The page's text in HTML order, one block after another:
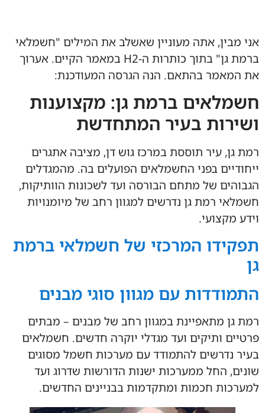
אני מבין, אתה מעוניין שאשלב את המילים "חשמלאי
ברמת גן" בתוך כותרות ה-H2 במאמר הקיים. אערוך
את המאמר בהתאם. הנה הגרסה המעודכנת:
חשמלאים ברמת גן: מקצוענות
ושירות בעיר המתחדשת
רמת גן, עיר תוססת במרכז גוש דן, מציבה אתגרים
ייחודיים בפני החשמלאים הפועלים בה. מהמגדלים
הגבוהים של מתחם הבורסה ועד לשכונות הוותיקות,
חשמלאי רמת גן נדרשים למגוון רחב של מיומנויות
וידע מקצועי.
תפקידו המרכזי של חשמלאי ברמת
גן
התמודדות עם מגוון סוגי מבנים
רמת גן מתאפיינת במגוון רחב של מבנים – מבתים
פרטיים ותיקים ועד מגדלי יוקרה חדשים. חשמלאים
בעיר נדרשים להתמודד עם מערכות חשמל מסוגים
שונים, החל ממערכות ישנות הדורשות שדרוג ועד
למערכות חכמות ומתקדמות בבניינים החדשים.